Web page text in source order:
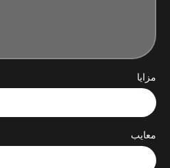
مزایا
معایب